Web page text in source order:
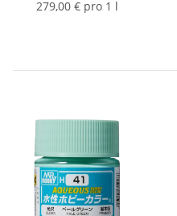
279,00 € pro 1 l